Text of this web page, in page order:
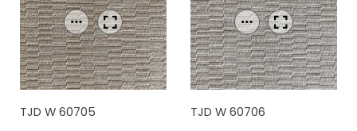
TJD W 60705 TJD W 60706